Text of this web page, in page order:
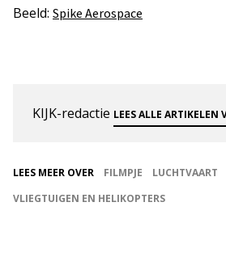
Beeld: Spike Aerospace
KIJK-redactie LEES ALLE ARTIKELEN
LEES MEER OVER FILMPJE LUCHTVAART
VLIEGTUIGEN EN HELIKOPTERS